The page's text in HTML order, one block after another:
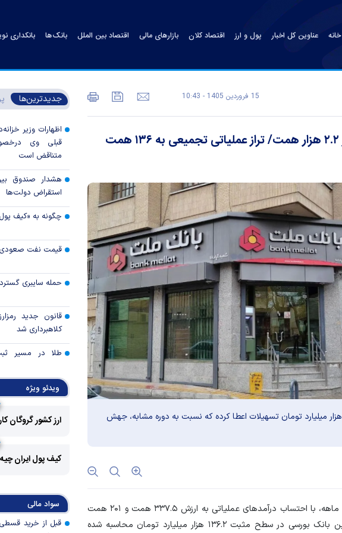
خانه عناوین کل اخبار پول و ارز اقتصاد کلان بازارهای مالی اقتصاد بین الملل بانک‌ها بانکداری
15 فروردين 1405 - 10:43
عبور سپرده‌های «وبملت» از ۲.۲ هزار همت/ تراز عملیاتی تجمیعی به ۱۳۶ همت
«وبملت» در اسفند ماه بالغ بر ۱.۶۴۱ هزار میلیارد تومان تسهیلات اعطا کرده که نسبت به دوره مشابه، جهش
در اسکیل تجمیعی ۱۲ ماهه، با احتساب درآمد‌های عملیاتی به ارزش ۳۳۷.۵ همت و ۲۰۱ همت
هزینه‌های اصلی، تراز عملیاتی بزرگترین بانک بورسی در سطح مثبت ۱۳۶.۲ هزار میلیارد تومان محاسبه شده
جدیدترین‌ها
اظهارات وزیر
قبلی وی
متناقض است
هشدار صندوق
استقراض دولت‌ها
چگونه به «کیف
قیمت نفت صعودی
حمله سایبری
قانون جدید
کلاهبرداری شد
طلا در مسیر
توقف بی‌سابقه
چرا گاز در اروپا
مزیت رقابتی
عوارض هرمز؛
امنیت دریایی به
کدام گروه‌های
ویدئو ویژه
ارز کشور گروگان
کیف پول ایران
سواد مالی